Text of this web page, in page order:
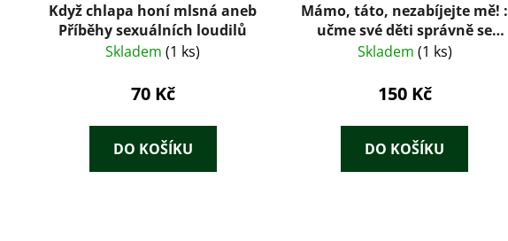
Když chlapa honí mlsná aneb
Příběhy sexuálních loudilů
Skladem(1 ks)
70 Kč
DO KOŠÍKU
Mámo, táto, nezabíjejte mě! :
učme své děti správně se
stravovat
Skladem (1 ks)
150 Kč
DO KOŠÍKU